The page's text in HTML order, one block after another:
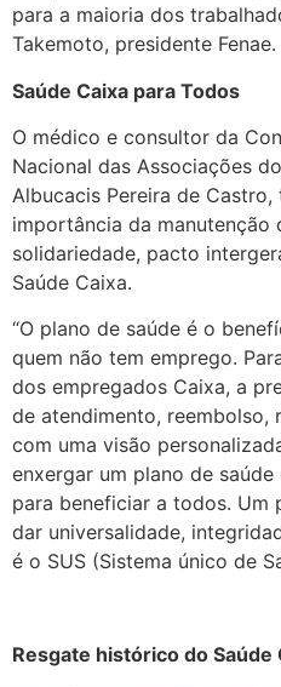
para a maioria dos
Takemoto, presidente Fenae.
Saúde Caixa para Todos
O médico e consultor da
Nacional das Associações
Albucacis Pereira de
importância da manutenção
solidariedade, pacto
Saúde Caixa.
“O plano de saúde é o
quem não tem emprego.
dos empregados Caixa, a
de atendimento, reembolso,
com uma visão
enxergar um plano de
para beneficiar a todos. Um
dar universalidade,
é o SUS (Sistema único de
Resgate histórico do Saúde